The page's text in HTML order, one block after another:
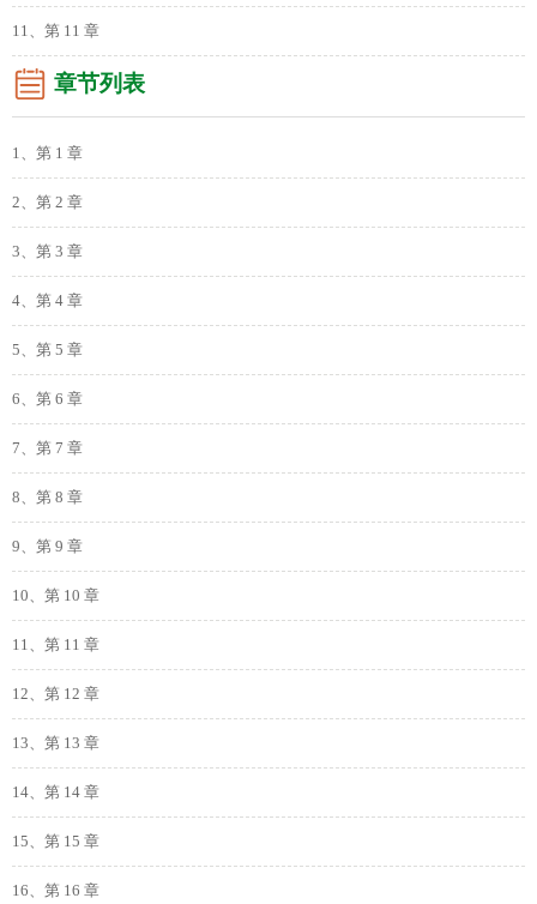
11、第 11 章
章节列表
1、第 1 章
2、第 2 章
3、第 3 章
4、第 4 章
5、第 5 章
6、第 6 章
7、第 7 章
8、第 8 章
9、第 9 章
10、第 10 章
11、第 11 章
12、第 12 章
13、第 13 章
14、第 14 章
15、第 15 章
16、第 16 章